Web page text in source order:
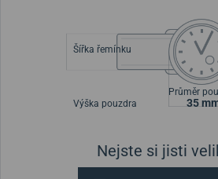
Šířka řemínku
Výška pouzdra
Průměr
35
Nejste si jisti